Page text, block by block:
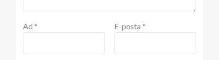
Ad * E-posta *